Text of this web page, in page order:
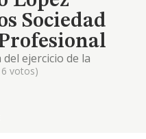
Sociedad
ejercicio de la
6 votos)